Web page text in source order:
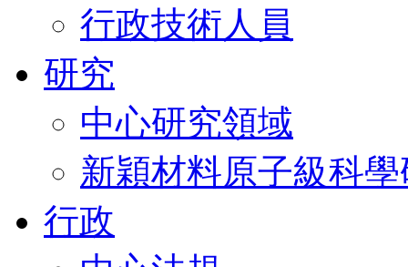
行政技術人員
研究
中心研究領域
新穎材料原子級科
行政